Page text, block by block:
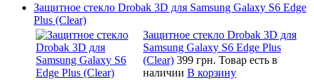
Защитное стекло Drobak 3D для Samsung Galaxy S6 Edge
Plus (Clear)
Защитное стекло Drobak 3D для
Samsung Galaxy S6 Edge Plus
(Clear) 399 грн. Товар есть в
наличии В корзину